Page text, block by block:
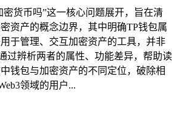
密货币吗”这一核心问题展开，旨在清
资产的概念边界，其中明确TP钱包属
于管理、交互加密资产的工具，并非
过辨析两者的属性、功能差异，帮助读
钱包与加密资产的不同定位，破除相
领域的用户...